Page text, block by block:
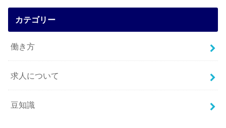
カテゴリー
働き方
求人について
豆知識